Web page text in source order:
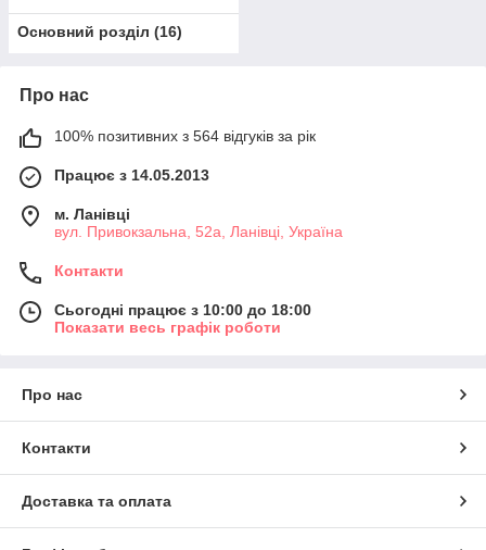
Основний розділ (16)
Про нас
100% позитивних з 564 відгуків за рік
Працює з 14.05.2013
м. Ланівці
вул. Привокзальна, 52а, Ланівці, Україна
Контакти
Сьогодні працює з 10:00 до 18:00
Показати весь графік роботи
Про нас
Контакти
Доставка та оплата